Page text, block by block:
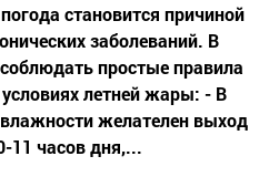
становится причиной
заболеваний. В
простые правила
летней жары: - В
желателен выход
11 часов дня,...